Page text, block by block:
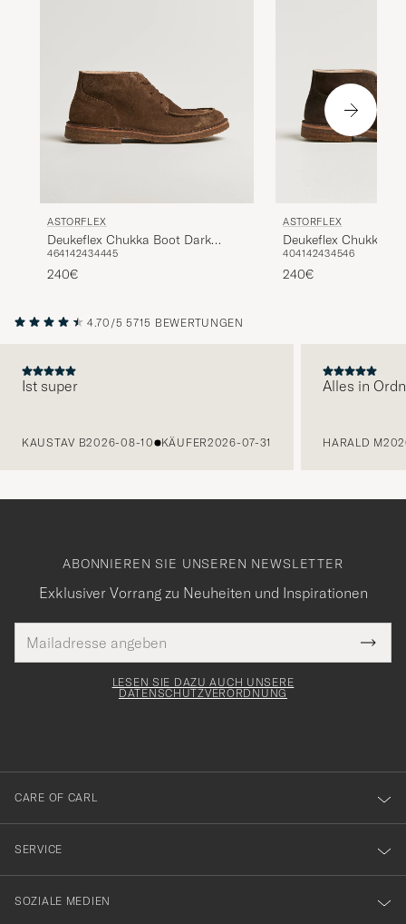
ASTORFLEX
Deukeflex Chukka Boot Dark
Khaki Suede
464142434445
240€
ASTORFLEX
Deukeflex Chukka
Brown Suede
404142434546
240€
4.70/5 5715 BEWERTUNGEN
Ist super
KAUSTAV B2026-08-10 KÄUFER2026-07-31
Alles in
HARALD M
ABONNIEREN SIE UNSEREN NEWSLETTER
Exklusiver Vorrang zu Neuheiten und Inspirationen
Mail
Adresse
Tack
för
dig
till
vårt
nyhetsbrev!
LESEN SIE DAZU AUCH UNSERE
DATENSCHUTZVERORDNUNG
CARE OF CARL
SERVICE
SOZIALE MEDIEN